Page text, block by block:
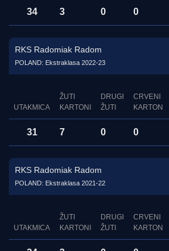
34 3 0 0
RKS Radomiak Radom
POLAND: Ekstraklasa 2022-23
UTAKMICA
ŽUTI
KARTONI
DRUGI
ŽUTI
CRVENI
KARTON
31 7 0 0
RKS Radomiak Radom
POLAND: Ekstraklasa 2021-22
UTAKMICA
ŽUTI
KARTONI
DRUGI
ŽUTI
CRVENI
KARTON